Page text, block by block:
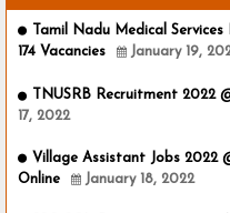
Tamil Nadu Medical
174 Vacancies
January 19,
TNUSRB Recruitment 2022
17, 2022
Village Assistant Jobs 2022
Online
January 18, 2022